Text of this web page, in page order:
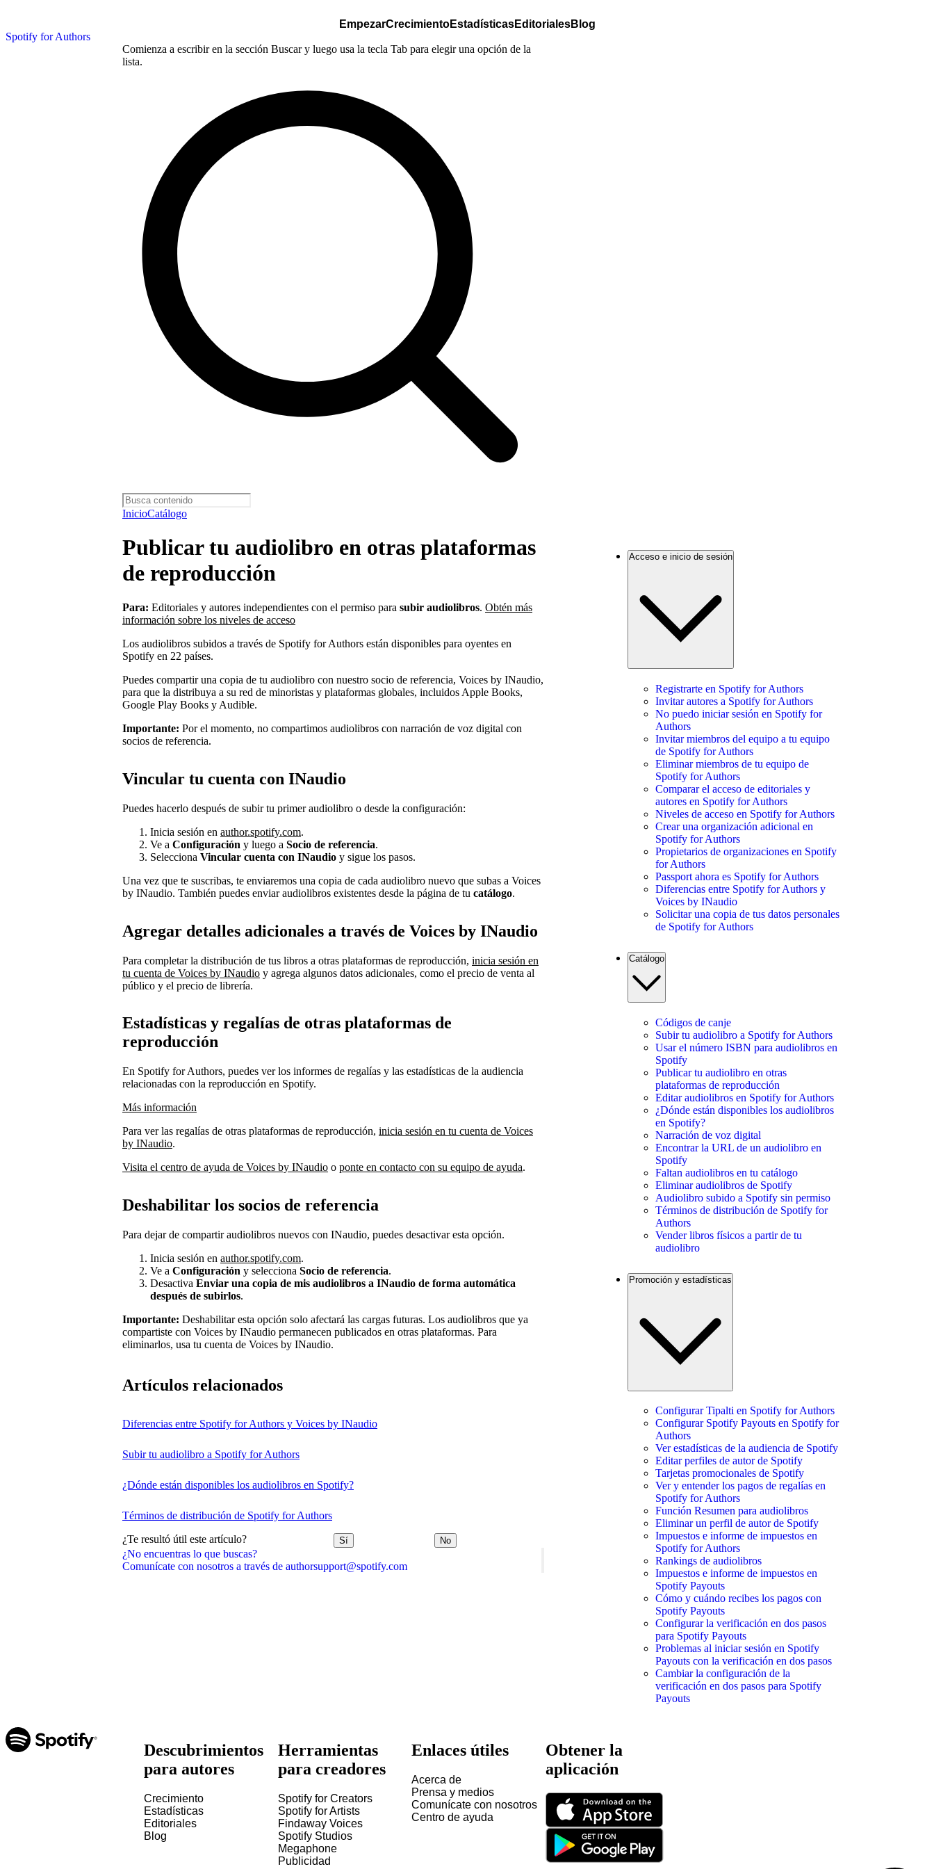
Spotify for Authors
EmpezarCrecimientoEstadísticasEditorialesBlog
Comienza a escribir en la sección Buscar y luego usa la tecla Tab para elegir una opción de la
lista.
InicioCatálogo
¿No encuentras lo que buscas?
Comunícate con nosotros a través de authorsupport@spotify.com
Publicar tu audiolibro en otras plataformas
de reproducción
Para: Editoriales y autores independientes con el permiso para subir audiolibros. Obtén más
información sobre los niveles de acceso
Los audiolibros subidos a través de Spotify for Authors están disponibles para oyentes en
Spotify en 22 países.
Puedes compartir una copia de tu audiolibro con nuestro socio de referencia, Voices by INaudio,
para que la distribuya a su red de minoristas y plataformas globales, incluidos Apple Books,
Google Play Books y Audible.
Importante: Por el momento, no compartimos audiolibros con narración de voz digital con
socios de referencia.
Vincular tu cuenta con INaudio
Puedes hacerlo después de subir tu primer audiolibro o desde la configuración:
Inicia sesión en author.spotify.com.
Ve a Configuración y luego a Socio de referencia.
Selecciona Vincular cuenta con INaudio y sigue los pasos.
Una vez que te suscribas, te enviaremos una copia de cada audiolibro nuevo que subas a Voices
by INaudio. También puedes enviar audiolibros existentes desde la página de tu catálogo.
Agregar detalles adicionales a través de Voices by INaudio
Para completar la distribución de tus libros a otras plataformas de reproducción, inicia sesión en
tu cuenta de Voices by INaudio y agrega algunos datos adicionales, como el precio de venta al
público y el precio de librería.
Estadísticas y regalías de otras plataformas de
reproducción
En Spotify for Authors, puedes ver los informes de regalías y las estadísticas de la audiencia
relacionadas con la reproducción en Spotify.
Más información
Para ver las regalías de otras plataformas de reproducción, inicia sesión en tu cuenta de Voices
by INaudio.
Visita el centro de ayuda de Voices by INaudio o ponte en contacto con su equipo de ayuda.
Deshabilitar los socios de referencia
Para dejar de compartir audiolibros nuevos con INaudio, puedes desactivar esta opción.
Inicia sesión en author.spotify.com.
Ve a Configuración y selecciona Socio de referencia.
Desactiva Enviar una copia de mis audiolibros a INaudio de forma automática
después de subirlos.
Importante: Deshabilitar esta opción solo afectará las cargas futuras. Los audiolibros que ya
compartiste con Voices by INaudio permanecen publicados en otras plataformas. Para
eliminarlos, usa tu cuenta de Voices by INaudio.
Artículos relacionados
Diferencias entre Spotify for Authors y Voices by INaudio
Subir tu audiolibro a Spotify for Authors
¿Dónde están disponibles los audiolibros en Spotify?
Términos de distribución de Spotify for Authors
¿Te resultó útil este artículo? Sí No
Acceso e inicio de sesión
Registrarte en Spotify for Authors
Invitar autores a Spotify for Authors
No puedo iniciar sesión en Spotify for
Authors
Invitar miembros del equipo a tu equipo
de Spotify for Authors
Eliminar miembros de tu equipo de
Spotify for Authors
Comparar el acceso de editoriales y
autores en Spotify for Authors
Niveles de acceso en Spotify for Authors
Crear una organización adicional en
Spotify for Authors
Propietarios de organizaciones en Spotify
for Authors
Passport ahora es Spotify for Authors
Diferencias entre Spotify for Authors y
Voices by INaudio
Solicitar una copia de tus datos personales
de Spotify for Authors
Catálogo
Códigos de canje
Subir tu audiolibro a Spotify for Authors
Usar el número ISBN para audiolibros en
Spotify
Publicar tu audiolibro en otras
plataformas de reproducción
Editar audiolibros en Spotify for Authors
¿Dónde están disponibles los audiolibros
en Spotify?
Narración de voz digital
Encontrar la URL de un audiolibro en
Spotify
Faltan audiolibros en tu catálogo
Eliminar audiolibros de Spotify
Audiolibro subido a Spotify sin permiso
Términos de distribución de Spotify for
Authors
Vender libros físicos a partir de tu
audiolibro
Promoción y estadísticas
Configurar Tipalti en Spotify for Authors
Configurar Spotify Payouts en Spotify for
Authors
Ver estadísticas de la audiencia de Spotify
Editar perfiles de autor de Spotify
Tarjetas promocionales de Spotify
Ver y entender los pagos de regalías en
Spotify for Authors
Función Resumen para audiolibros
Eliminar un perfil de autor de Spotify
Impuestos e informe de impuestos en
Spotify for Authors
Rankings de audiolibros
Impuestos e informe de impuestos en
Spotify Payouts
Cómo y cuándo recibes los pagos con
Spotify Payouts
Configurar la verificación en dos pasos
para Spotify Payouts
Problemas al iniciar sesión en Spotify
Payouts con la verificación en dos pasos
Cambiar la configuración de la
verificación en dos pasos para Spotify
Payouts
Descubrimientos
para autores
Crecimiento
Estadísticas
Editoriales
Blog
Herramientas
para creadores
Spotify for Creators
Spotify for Artists
Findaway Voices
Spotify Studios
Megaphone
Publicidad
Enlaces útiles
Acerca de
Prensa y medios
Comunícate con nosotros
Centro de ayuda
Obtener la
aplicación